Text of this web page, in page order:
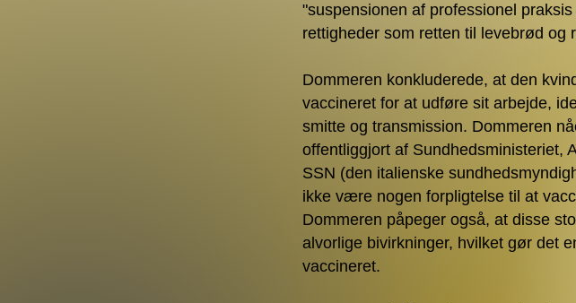
"suspensionen af professionel
rettigheder som retten til levebrød og
Dommeren konkluderede, at den
vaccineret for at udføre sit arbejde,
smitte og transmission. Dommeren
offentliggjort af Sundhedsministeriet,
SSN (den italienske
ikke være nogen forpligtelse til at
Dommeren påpeger også, at disse
alvorlige bivirkninger, hvilket gør det
vaccineret.